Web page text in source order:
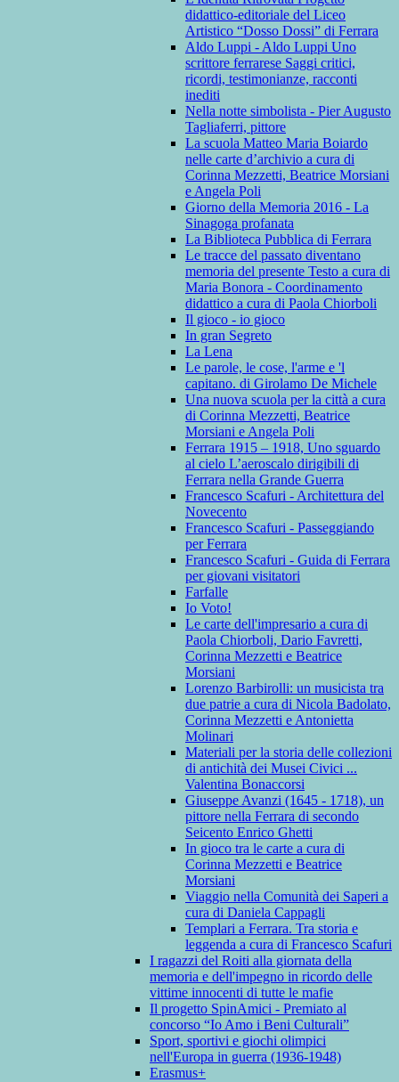
didattico-editoriale del Liceo
Artistico “Dosso Dossi” di Ferrara
Aldo Luppi - Aldo Luppi Uno
scrittore ferrarese Saggi critici,
ricordi, testimonianze, racconti
inediti
Nella notte simbolista - Pier Augusto
Tagliaferri, pittore
La scuola Matteo Maria Boiardo
nelle carte d’archivio a cura di
Corinna Mezzetti, Beatrice Morsiani
e Angela Poli
Giorno della Memoria 2016 - La
Sinagoga profanata
La Biblioteca Pubblica di Ferrara
Le tracce del passato diventano
memoria del presente Testo a cura di
Maria Bonora - Coordinamento
didattico a cura di Paola Chiorboli
Il gioco - io gioco
In gran Segreto
La Lena
Le parole, le cose, l'arme e 'l
capitano. di Girolamo De Michele
Una nuova scuola per la città a cura
di Corinna Mezzetti, Beatrice
Morsiani e Angela Poli
Ferrara 1915 – 1918, Uno sguardo
al cielo L’aeroscalo dirigibili di
Ferrara nella Grande Guerra
Francesco Scafuri - Architettura del
Novecento
Francesco Scafuri - Passeggiando
per Ferrara
Francesco Scafuri - Guida di Ferrara
per giovani visitatori
Farfalle
Io Voto!
Le carte dell'impresario a cura di
Paola Chiorboli, Dario Favretti,
Corinna Mezzetti e Beatrice
Morsiani
Lorenzo Barbirolli: un musicista tra
due patrie a cura di Nicola Badolato,
Corinna Mezzetti e Antonietta
Molinari
Materiali per la storia delle collezioni
di antichità dei Musei Civici ...
Valentina Bonaccorsi
Giuseppe Avanzi (1645 - 1718), un
pittore nella Ferrara di secondo
Seicento Enrico Ghetti
In gioco tra le carte a cura di
Corinna Mezzetti e Beatrice
Morsiani
Viaggio nella Comunità dei Saperi a
cura di Daniela Cappagli
Templari a Ferrara. Tra storia e
leggenda a cura di Francesco Scafuri
I ragazzi del Roiti alla giornata della
memoria e dell'impegno in ricordo delle
vittime innocenti di tutte le mafie
Il progetto SpinAmici - Premiato al
concorso “Io Amo i Beni Culturali”
Sport, sportivi e giochi olimpici
nell'Europa in guerra (1936-1948)
Erasmus+